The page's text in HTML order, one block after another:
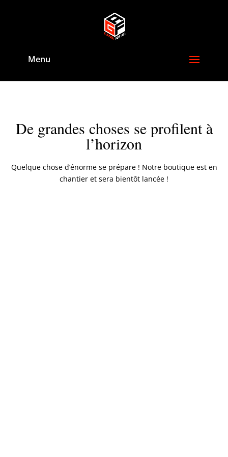
De grandes choses se profilent à
l’horizon
Quelque chose d’énorme se prépare ! Notre boutique est en
chantier et sera bientôt lancée !